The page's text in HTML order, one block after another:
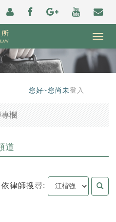
您好~您尚未登入
欄
道
依律師搜尋: